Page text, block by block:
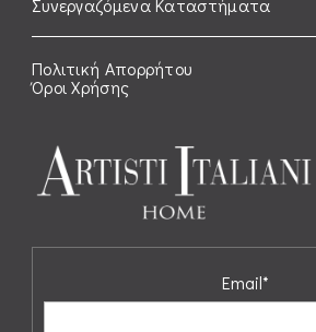
Συνεργαζόμενα Καταστήματα
Πολιτική Απορρήτου
Όροι Χρήσης
Email*